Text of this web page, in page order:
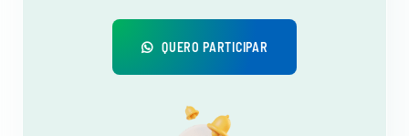
QUERO PARTICIPAR